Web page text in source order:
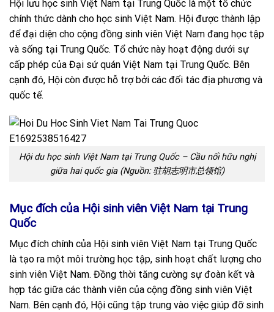
Hội lưu học sinh Việt Nam tại Trung Quốc là một tổ chức
chính thức dành cho học sinh Việt Nam. Hội được thành lập
để đại diện cho cộng đồng sinh viên Việt Nam đang học tập
và sống tại Trung Quốc. Tổ chức này hoạt động dưới sự
cấp phép của Đại sứ quán Việt Nam tại Trung Quốc. Bên
cạnh đó, Hội còn được hỗ trợ bởi các đối tác địa phương và
quốc tế.
Hội du học sinh Việt Nam tại Trung Quốc – Cầu nối hữu nghị
giữa hai quốc gia (Nguồn: 驻胡志明市总领馆)
Mục đích của Hội sinh viên Việt Nam tại Trung
Quốc
Mục đích chính của Hội sinh viên Việt Nam tại Trung Quốc
là tạo ra một môi trường học tập, sinh hoạt chất lượng cho
sinh viên Việt Nam. Đồng thời tăng cường sự đoàn kết và
hợp tác giữa các thành viên của cộng đồng sinh viên Việt
Nam. Bên cạnh đó, Hội cũng tập trung vào việc giúp đỡ sinh